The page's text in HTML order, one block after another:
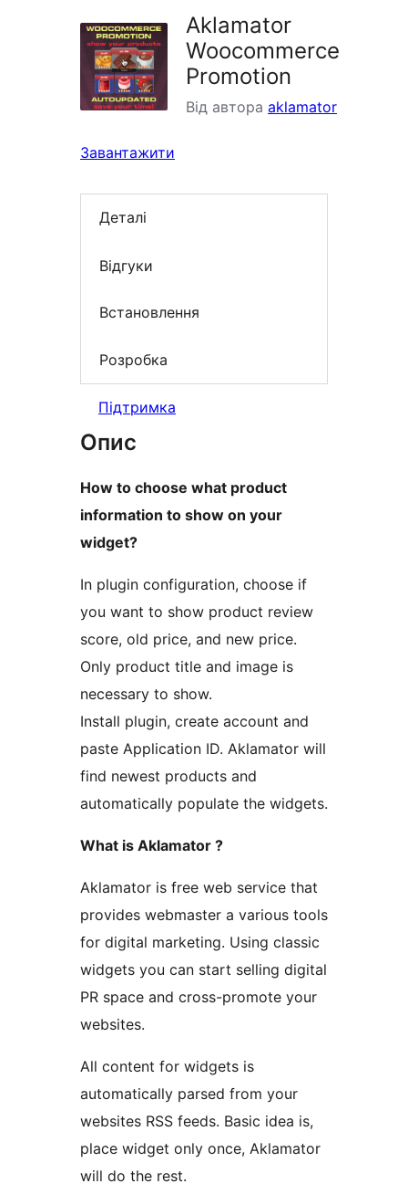
Aklamator
Woocommerce
Promotion
Від автора aklamator
Завантажити
Деталі
Відгуки
Встановлення
Розробка
Підтримка
Опис
How to choose what product
information to show on your
widget?
In plugin configuration, choose if
you want to show product review
score, old price, and new price.
Only product title and image is
necessary to show.
Install plugin, create account and
paste Application ID. Aklamator will
find newest products and
automatically populate the widgets.
What is Aklamator ?
Aklamator is free web service that
provides webmaster a various tools
for digital marketing. Using classic
widgets you can start selling digital
PR space and cross-promote your
websites.
All content for widgets is
automatically parsed from your
websites RSS feeds. Basic idea is,
place widget only once, Aklamator
will do the rest.